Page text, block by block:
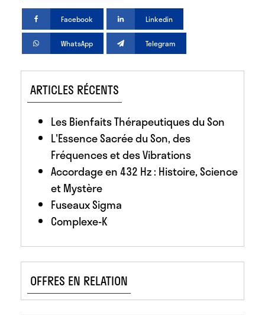
Facebook Linkedin
WhatsApp Telegram
ARTICLES RÉCENTS
Les Bienfaits Thérapeutiques du Son
L'Essence Sacrée du Son, des
Fréquences et des Vibrations
Accordage en 432 Hz : Histoire, Science
et Mystère
Fuseaux Sigma
Complexe-K
OFFRES EN RELATION